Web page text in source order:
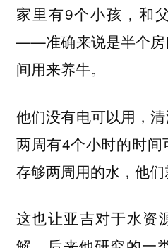
家里有9个小孩，和
——准确来说是半个
间用来养牛。
他们没有电可以用，
两周有4个小时的时
存够两周用的水，他们
这也让亚吉对于水资